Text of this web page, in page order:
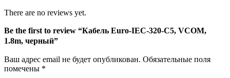
1.8m,
There are no reviews yet.
Be the first to review “Кабель Euro-IEC-320-C5, VCOM,
1.8m, черный”
Ваш адрес email не будет опубликован. Обязательные поля
помечены *